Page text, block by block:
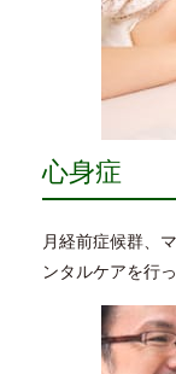
心身症
月経前症候群、
ンタルケアを行